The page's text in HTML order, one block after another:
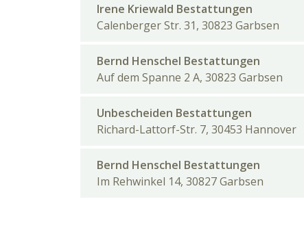
Irene Kriewald Bestattungen
Calenberger Str. 31, 30823 Garbsen
Bernd Henschel Bestattungen
Auf dem Spanne 2 A, 30823 Garbsen
Unbescheiden Bestattungen
Richard-Lattorf-Str. 7, 30453 Hannover
Bernd Henschel Bestattungen
Im Rehwinkel 14, 30827 Garbsen